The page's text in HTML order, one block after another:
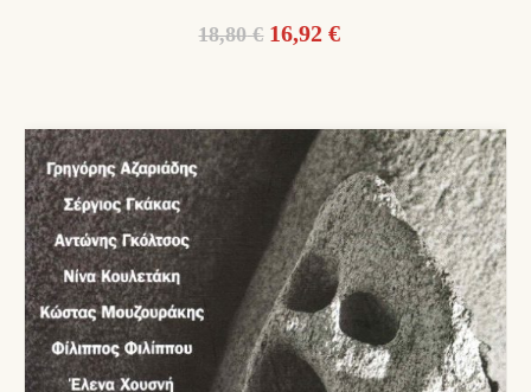
18,80 € Original
18,80 €.
16,92 €Η
είναι:
16,92 €.